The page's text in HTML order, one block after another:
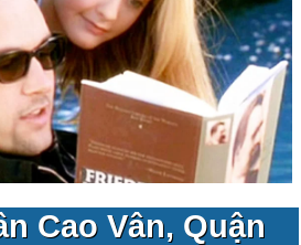
Cao Vân, Quận